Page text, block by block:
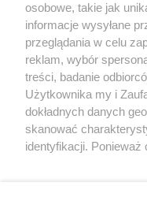
POGODA
17℃
Zobacz prognozę na 3 dni
osobowe, takie jak
informacje wysyłane
przeglądania w celu
reklam, wybór
treści, badanie
Użytkownika my i
dokładnych danych
skanować
identyfikacji.